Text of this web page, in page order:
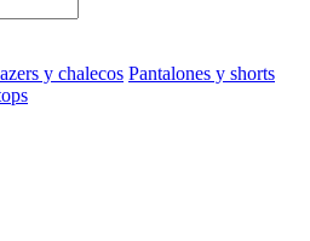
y chalecos Pantalones y shorts